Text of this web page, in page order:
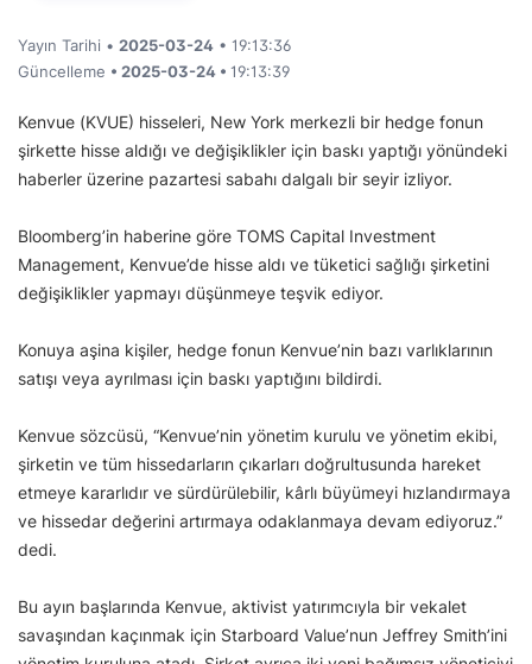
Yayın Tarihi • 2025-03-24 • 19:13:36
Güncelleme • 2025-03-24 • 19:13:39
Kenvue (KVUE) hisseleri, New York merkezli bir hedge fonun
şirkette hisse aldığı ve değişiklikler için baskı yaptığı yönündeki
haberler üzerine pazartesi sabahı dalgalı bir seyir izliyor.
Bloomberg’in haberine göre TOMS Capital Investment
Management, Kenvue’de hisse aldı ve tüketici sağlığı şirketini
değişiklikler yapmayı düşünmeye teşvik ediyor.
Konuya aşina kişiler, hedge fonun Kenvue’nin bazı varlıklarının
satışı veya ayrılması için baskı yaptığını bildirdi.
Kenvue sözcüsü, “Kenvue’nin yönetim kurulu ve yönetim ekibi,
şirketin ve tüm hissedarların çıkarları doğrultusunda hareket
etmeye kararlıdır ve sürdürülebilir, kârlı büyümeyi hızlandırmaya
ve hissedar değerini artırmaya odaklanmaya devam ediyoruz.”
dedi.
Bu ayın başlarında Kenvue, aktivist yatırımcıyla bir vekalet
savaşından kaçınmak için Starboard Value’nun Jeffrey Smith’ini